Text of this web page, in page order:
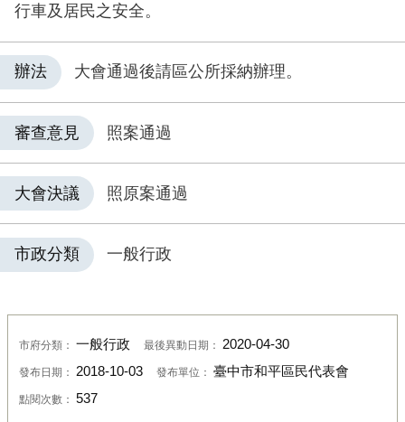
行車及居民之安全。
辦法 大會通過後請區公所採納辦理。
審查意見 照案通過
大會決議 照原案通過
市政分類 一般行政
市府分類： 一般行政 最後異動日期： 2020-04-30
發布日期： 2018-10-03 發布單位： 臺中市和平區民代表會
點閱次數： 537